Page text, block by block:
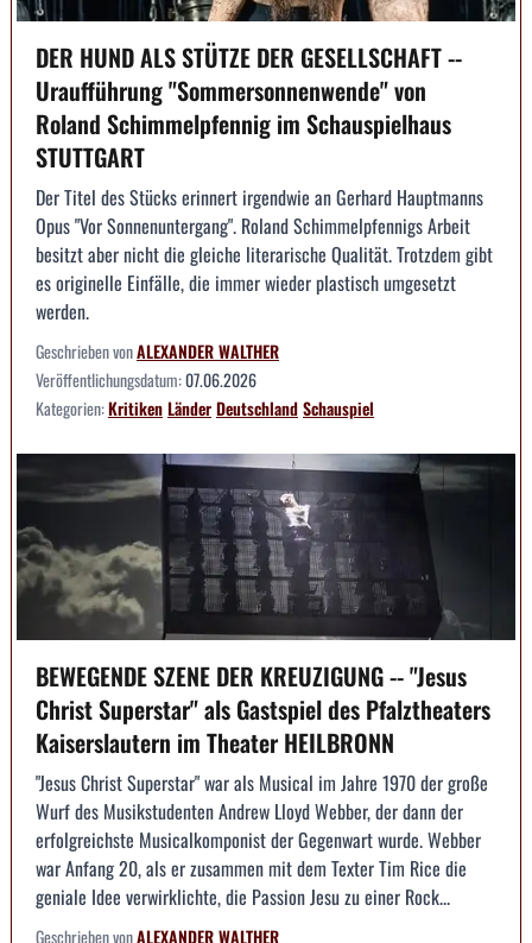
DER HUND ALS STÜTZE DER GESELLSCHAFT --
Uraufführung "Sommersonnenwende" von
Roland Schimmelpfennig im Schauspielhaus
STUTTGART
Der Titel des Stücks erinnert irgendwie an Gerhard Hauptmanns
Opus "Vor Sonnenuntergang". Roland Schimmelpfennigs Arbeit
besitzt aber nicht die gleiche literarische Qualität. Trotzdem gibt
es originelle Einfälle, die immer wieder plastisch umgesetzt
werden.
Geschrieben vonALEXANDER WALTHER
Veröffentlichungsdatum:07.06.2026
Kategorien:KritikenLänderDeutschlandSchauspiel
BEWEGENDE SZENE DER KREUZIGUNG -- "Jesus
Christ Superstar" als Gastspiel des Pfalztheaters
Kaiserslautern im Theater HEILBRONN
"Jesus Christ Superstar" war als Musical im Jahre 1970 der große
Wurf des Musikstudenten Andrew Lloyd Webber, der dann der
erfolgreichste Musicalkomponist der Gegenwart wurde. Webber
war Anfang 20, als er zusammen mit dem Texter Tim Rice die
geniale Idee verwirklichte, die Passion Jesu zu einer Rock...
Geschrieben vonALEXANDER WALTHER